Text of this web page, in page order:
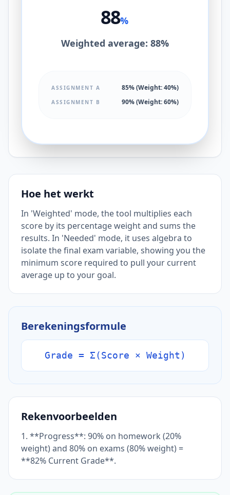
88%
Weighted average: 88%
ASSIGNMENT A 85% (Weight: 40%)
ASSIGNMENT B 90% (Weight: 60%)
Hoe het werkt
In 'Weighted' mode, the tool multiplies each
score by its percentage weight and sums the
results. In 'Needed' mode, it uses algebra to
isolate the final exam variable, showing you the
minimum score required to pull your current
average up to your goal.
Berekeningsformule
Grade = Σ(Score × Weight)
Rekenvoorbeelden
1. **Progress**: 90% on homework (20%
weight) and 80% on exams (80% weight) =
**82% Current Grade**.